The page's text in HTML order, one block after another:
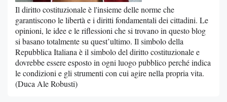
Il diritto costituzionale è l'insieme delle norme che
garantiscono le libertà e i diritti fondamentali dei cittadini. Le
opinioni, le idee e le riflessioni che si trovano in questo blog
si basano totalmente su quest’ultimo. Il simbolo della
Repubblica Italiana è il simbolo del diritto costituzionale e
dovrebbe essere esposto in ogni luogo pubblico perché indica
le condizioni e gli strumenti con cui agire nella propria vita.
(Duca Ale Robusti)